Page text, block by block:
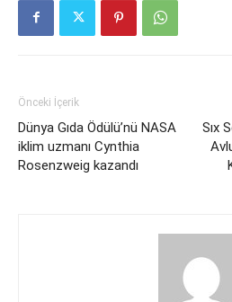
Önceki İçerik
Dünya Gıda Ödülü’nü NASA
iklim uzmanı Cynthia
Rosenzweig kazandı
Sıx